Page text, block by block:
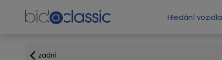
Hledání vozidla
zadní